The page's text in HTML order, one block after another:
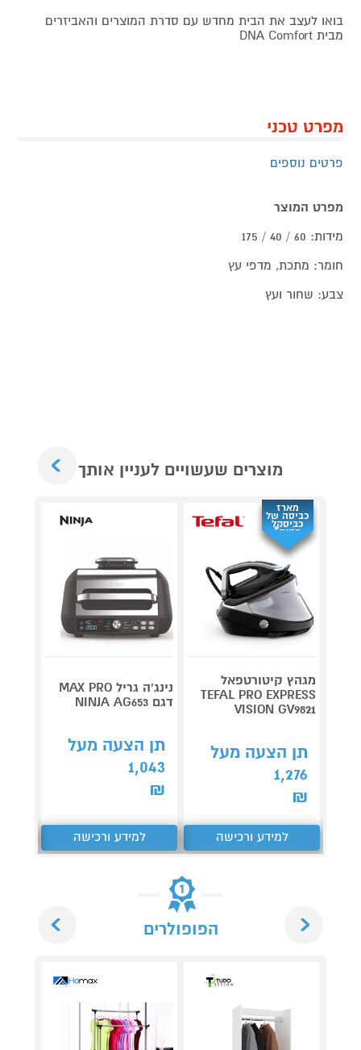
בואו לעצב את הבית מחדש עם סדרת המוצרים והאביזרים
מבית DNA Comfort
מפרט טכני
פרטים נוספים
מפרט המוצר
מידות: 60 / 40 / 175
חומר: מתכת, מדפי עץ
צבע: שחור ועץ
מוצרים שעשויים לעניין אותך
מארז
כביסה של
כביסקל
מתנה*
מגהץ קיטורטפאל
TEFAL PRO EXPRESS
VISION GV9821
תן הצעה מעל
1,276
₪
למידע ורכישה
נינג’ה גריל MAX PRO
דגם NINJA AG653
תן הצעה מעל
1,043
₪
למידע ורכישה
הפופולרים